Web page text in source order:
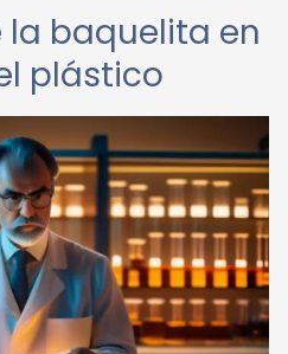
la baquelita en
plástico